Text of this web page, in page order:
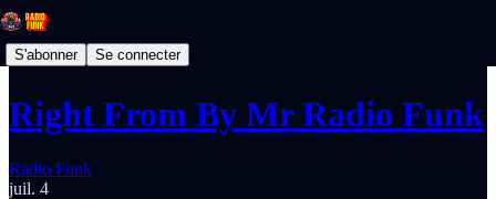
S'abonner Se connecter
Right From By Mr Radio Funk
Radio Funk
juil. 4